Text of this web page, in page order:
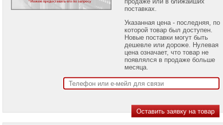
поставках.
Указанная цена - последняя, по
которой товар был доступен.
Новые поставки могут быть
дешевле или дороже. Нулевая
цена означает, что товар не
появлялся в продаже больше
месяца.